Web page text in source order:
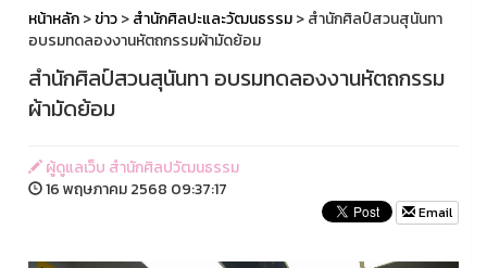
หน้าหลัก>ข่าว>สำนักศิลปะและวัฒนธรรม> สำนักศิลป์สวนสุนันทา
อบรมทดลองงานหัตถกรรมผ้ามัดย้อม
สำนักศิลป์สวนสุนันทา อบรมทดลองงานหัตถกรรม
ผ้ามัดย้อม
ผู้ดูแลเว็บ สำนักศิลปวัฒนธรรม
16 พฤษภาคม 2568 09:37:17
Email